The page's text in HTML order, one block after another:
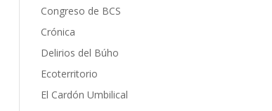
Congreso de BCS
Crónica
Delirios del Búho
Ecoterritorio
El Cardón Umbilical